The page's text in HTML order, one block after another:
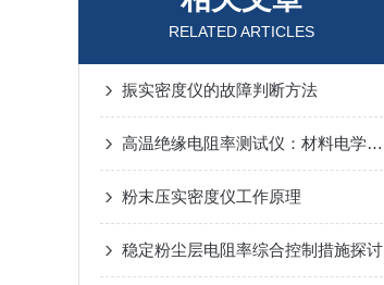
RELATED ARTICLES
振实密度仪的故障判断方法
高温绝缘电阻率测试仪：材料电学性能检测的关键设备
粉末压实密度仪工作原理
稳定粉尘层电阻率综合控制措施探讨